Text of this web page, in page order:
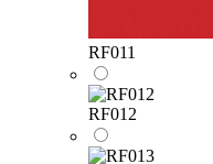
RF011
RF012